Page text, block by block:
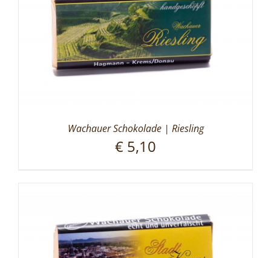
Wachauer Schokolade | Riesling
€ 5,10